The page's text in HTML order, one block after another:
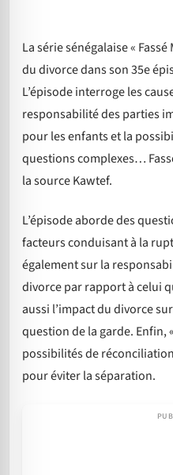
La série sénégalaise «
du divorce dans son 35e
L’épisode interroge les
responsabilité des parties
pour les enfants et la
questions complexes…
la source Kawtef.
L’épisode aborde des
facteurs conduisant à la
également sur la
divorce par rapport à celui
aussi l’impact du divorce
question de la garde. Enfin,
possibilités de
pour éviter la séparation.